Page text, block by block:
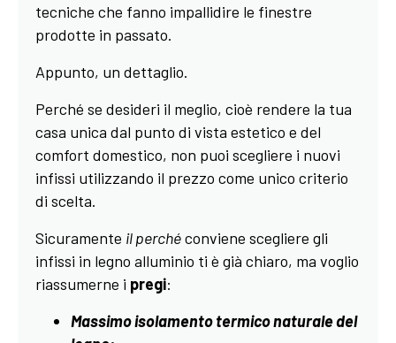
tecniche che fanno impallidire le finestre
prodotte in passato.
Appunto, un dettaglio.
Perché se desideri il meglio, cioè rendere la tua
casa unica dal punto di vista estetico e del
comfort domestico, non puoi scegliere i nuovi
infissi utilizzando il prezzo come unico criterio
di scelta.
Sicuramente il perchéconviene scegliere gli
infissi in legno alluminio ti è già chiaro, ma voglio
riassumerne i pregi:
Massimo isolamento termico naturale del